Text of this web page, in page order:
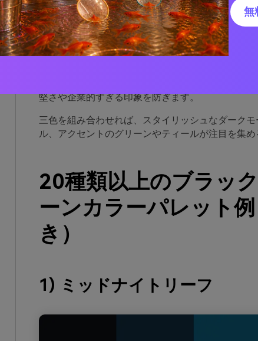
が優れている理由
ブラックは構造とコントラストによって配色を引
堅さや企業的すぎる印象を防ぎます。
三色を組み合わせれば、スタイリッシュなダーク
ル、アクセントのグリーンやティールが注目を集め
20種類以上のブラッ
ーンカラーパレット
き）
1) ミッドナイトリーフ
無